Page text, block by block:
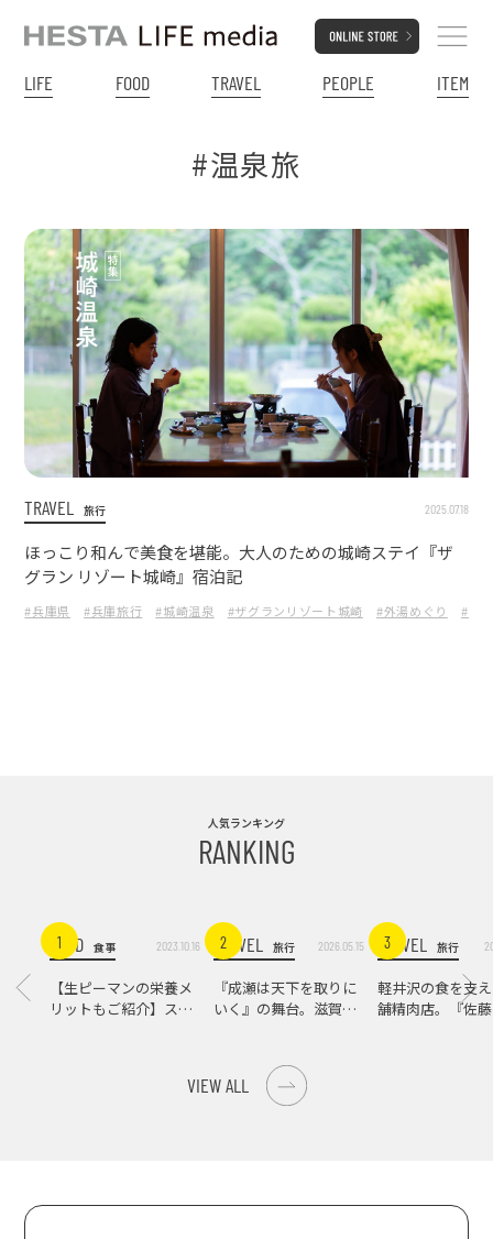
LIFE FOOD TRAVEL PEOPLE ITEM
#温泉旅
TRAVEL 旅行 2025.07.18
ほっこり和んで美食を堪能。大人のための城崎ステイ『ザ
グラン リゾート城崎』宿泊記
#兵庫県 #兵庫旅行 #城崎温泉 #ザグランリゾート城崎 #外湯めぐり #温
人気ランキング
RANKING
1FOOD 食事 2023.10.16
【生ピーマンの栄養メ
リットもご紹介】スパ
2
TRAVEL 旅行 2026.05.15
『成瀬は天下を取りに
いく』の舞台。滋賀県
3
TRAVEL 旅行
軽井沢の食を支
舗精肉店。『佐
VIEW ALL